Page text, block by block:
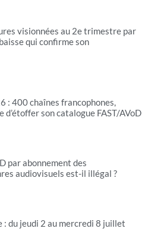
visionnées au 2e trimestre par
qui confirme son
: 400 chaînes francophones,
son catalogue FAST/AVoD
par abonnement des
audiovisuels est-il illégal ?
: du jeudi 2 au mercredi 8 juillet